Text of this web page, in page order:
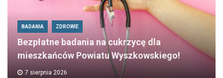
BADANIA ZDROWIE
Bezpłatne badania na cukrzycę dla
mieszkańców Powiatu Wyszkowskiego!
7 sierpnia 2026